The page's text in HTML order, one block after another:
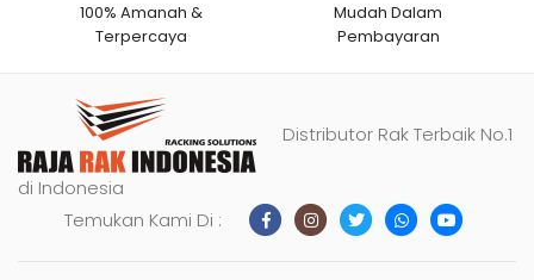
100% Amanah &
Terpercaya
Mudah Dalam
Pembayaran
Distributor Rak Terbaik No.1
di Indonesia
Temukan Kami Di :